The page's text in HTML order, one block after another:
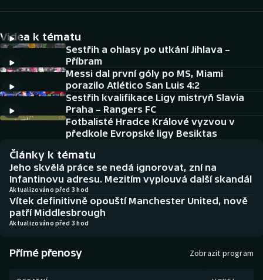
DALŠÍ SPORTY
Americký fotbal
Baseball a softbal
Biatlon
Boby a skeleton
Box
Curling
Dostihy
NEPŘEHLÉDNĚTE
Historické návraty
Aplikace ČT sport
AZ kvíz
Videa k tématu
Sestřih a ohlasy po utkání Jihlava –
Příbram
Messi dal první góly po MS, Miami
porazilo Atlético San Luis 4:2
Sestřih kvalifikace Ligy mistryň Slavia
Praha – Rangers FC
Fotbalisté Hradce Králové vyzvou v
předkole Evropské ligy Besiktas
Články k tématu
Jeho skvělá práce se nedá ignorovat, zní na
Infantinovu adresu. Mezitím vyplouvá další skandál
Aktualizováno před 3 hod
Vítek definitivně opouští Manchester United, nově
patří Middlesbrough
Aktualizováno před 3 hod
Přímé přenosy Zobrazit program